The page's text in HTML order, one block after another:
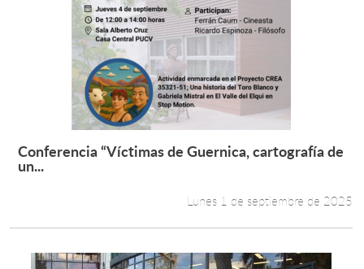
Leer más +
Conferencia “Víctimas de Guernica, cartografía de
un...
Lunes 1 de septiembre de 2025